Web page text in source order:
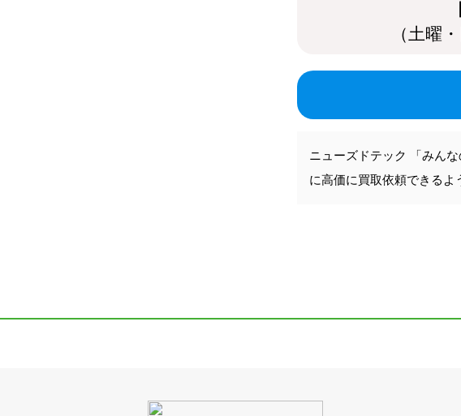
（土曜
ニューズドテック 「みん
に高価に買取依頼できるよ